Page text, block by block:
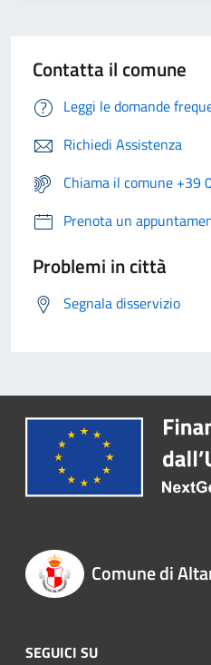
Contatta il comune
Leggi le domande
Richiedi Assistenza
Chiama il comune +39
Prenota un
Problemi in città
Segnala disservizio
Comune di
SEGUICI SU